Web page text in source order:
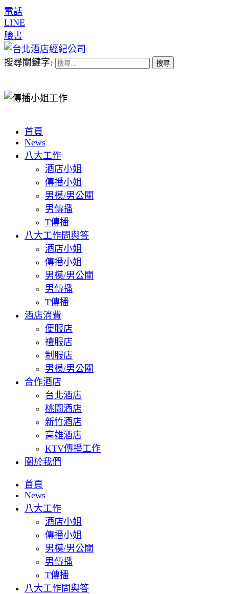
電話
LINE
臉書
搜尋關鍵字:
首頁
News
八大工作
酒店小姐
傳播小姐
男模/男公關
男傳播
T傳播
八大工作問與答
酒店小姐
傳播小姐
男模/男公關
男傳播
T傳播
酒店消費
便服店
禮服店
制服店
男模/男公關
合作酒店
台北酒店
桃園酒店
新竹酒店
高雄酒店
KTV傳播工作
關於我們
首頁
News
八大工作
酒店小姐
傳播小姐
男模/男公關
男傳播
T傳播
八大工作問與答